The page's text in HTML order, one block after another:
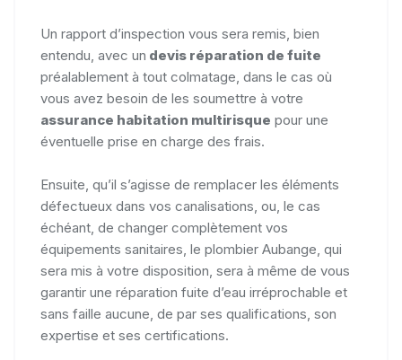
Un rapport d’inspection vous sera remis, bien
entendu, avec un devis réparation de fuite
préalablement à tout colmatage, dans le cas où
vous avez besoin de les soumettre à votre
assurance habitation multirisque pour une
éventuelle prise en charge des frais.
Ensuite, qu’il s’agisse de remplacer les éléments
défectueux dans vos canalisations, ou, le cas
échéant, de changer complètement vos
équipements sanitaires, le plombier Aubange, qui
sera mis à votre disposition, sera à même de vous
garantir une réparation fuite d’eau irréprochable et
sans faille aucune, de par ses qualifications, son
expertise et ses certifications.